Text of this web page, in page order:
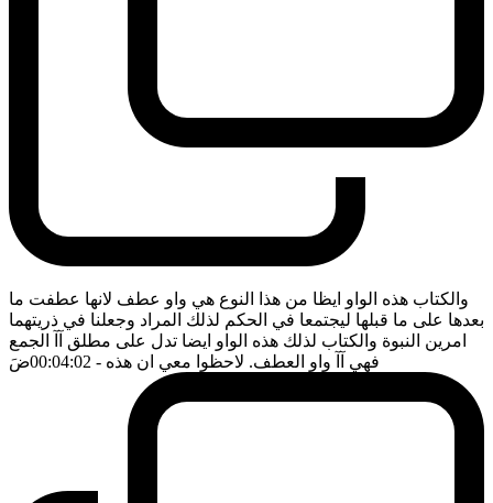
والكتاب هذه الواو ايظا من هذا النوع هي واو عطف لانها عطفت ما
بعدها على ما قبلها ليجتمعا في الحكم لذلك المراد وجعلنا في ذريتهما
امرين النبوة والكتاب لذلك هذه الواو ايضا تدل على مطلق آآ الجمع
فهي آآ واو العطف. لاحظوا معي ان هذه - 00:04:02 ضَ